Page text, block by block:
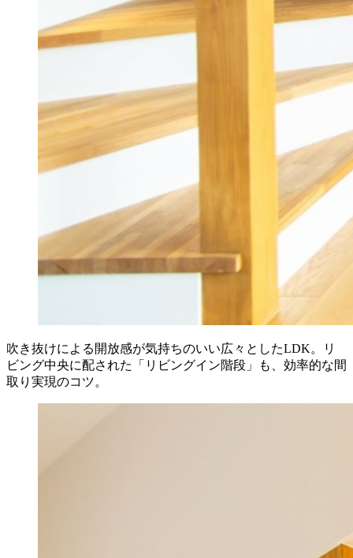
吹き抜けによる開放感が気持ちのいい広々としたLDK。リ
ビング中央に配された「リビングイン階段」も、効率的な間
取り実現のコツ。